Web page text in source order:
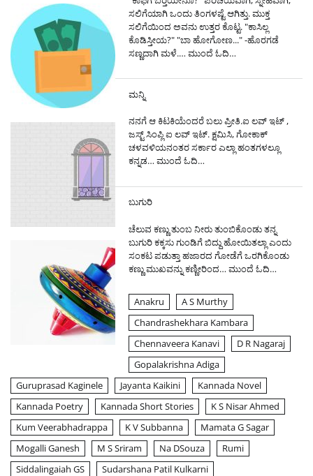
ಸಲಿಗೆಯಾಗಿ ಒಂದು ತಿಂಗಳಷ್ಟೆ ಆಗಿತ್ತು. ಮುಕ್ತ
ಸಲಿಗೆಯಿಂದ ಅವನು ಉತ್ತರ ಕೊಟ್ಟ. "ಕಾಸಿಲ್ಲ
ಕೊಡಿಸ್ತೀಯ?" "ಬಾ ಹೋಗೋಣ..." -ಹೊರಗಡೆ
ಸಣ್ಣದಾಗಿ ಮಳೆ.…ಮುಂದೆ ಓದಿ…
ಮನ್ನಿ
ನನಗೆ ಆ ಕಿಟಕಿಯೆಂದರೆ ಬಲು ಪ್ರೀತಿ.ಐ ಲವ್ ಇಟ್ ,
ಜಸ್ಟ್ ಸಿಂಪ್ಲಿ ಐ ಲವ್ ಇಟ್. ಕ್ಷಮಿಸಿ, ಗೋಕಾಕ್
ಚಳವಳಿಯನಂತರ ಸರ್ಕಾರ ಎಲ್ಲಾ ಹಂತಗಳಲ್ಲೂ
ಕನ್ನಡ…ಮುಂದೆ ಓದಿ…
ಬುಗುರಿ
ಚೆಲುವ ಕಣ್ಣು ತುಂಬ ನೀರು ತುಂಬಿಕೊಂಡು ತನ್ನ
ಬುಗುರಿ ಕಕ್ಕಸು ಗುಂಡಿಗೆ ಬಿದ್ದು ಹೋಯಿತಲ್ಲಾ ಎಂದು
ಸಂಕಟ ಪಡುತ್ತಾ ಹಜಾರದ ಗೋಡೆಗೆ ಒರಗಿಕೊಂಡು
ಕಣ್ಣು ಮುಖವನ್ನು ಕಣ್ಣೀರಿಂದ…ಮುಂದೆ ಓದಿ…
Anakru
A S Murthy
Chandrashekhara Kambara
Chennaveera Kanavi
D R Nagaraj
Gopalakrishna Adiga
Guruprasad Kaginele
Jayanta Kaikini
Kannada Novel
Kannada Poetry
Kannada Short Stories
K S Nisar Ahmed
Kum Veerabhadrappa
K V Subbanna
Mamata G Sagar
Mogalli Ganesh
M S Sriram Na DSouza
Rumi
Siddalingaiah GS
Sudarshana Patil Kulkarni